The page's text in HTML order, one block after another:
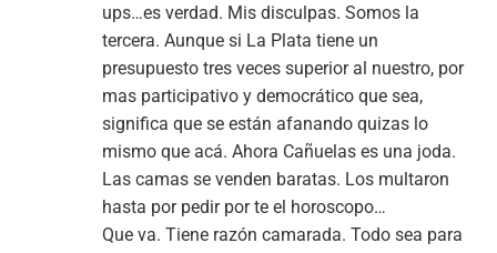
ups…es verdad. Mis disculpas. Somos la
tercera. Aunque si La Plata tiene un
presupuesto tres veces superior al nuestro, por
mas participativo y democrático que sea,
significa que se están afanando quizas lo
mismo que acá. Ahora Cañuelas es una joda.
Las camas se venden baratas. Los multaron
hasta por pedir por te el horoscopo…
Que va. Tiene razón camarada. Todo sea para